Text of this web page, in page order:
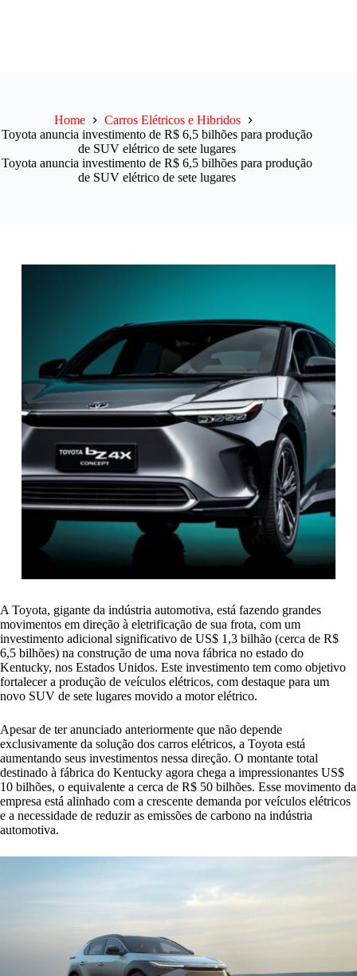
Home
Carros Elétricos e Hibridos
Toyota anuncia investimento de R$ 6,5 bilhões para produção
de SUV elétrico de sete lugares
Toyota anuncia investimento de R$ 6,5 bilhões para produção
de SUV elétrico de sete lugares
A Toyota, gigante da indústria automotiva, está fazendo grandes
movimentos em direção à eletrificação de sua frota, com um
investimento adicional significativo de US$ 1,3 bilhão (cerca de R$
6,5 bilhões) na construção de uma nova fábrica no estado do
Kentucky, nos Estados Unidos. Este investimento tem como objetivo
fortalecer a produção de veículos elétricos, com destaque para um
novo SUV de sete lugares movido a motor elétrico.
Apesar de ter anunciado anteriormente que não depende
exclusivamente da solução dos carros elétricos, a Toyota está
aumentando seus investimentos nessa direção. O montante total
destinado à fábrica do Kentucky agora chega a impressionantes US$
10 bilhões, o equivalente a cerca de R$ 50 bilhões. Esse movimento da
empresa está alinhado com a crescente demanda por veículos elétricos
e a necessidade de reduzir as emissões de carbono na indústria
automotiva.